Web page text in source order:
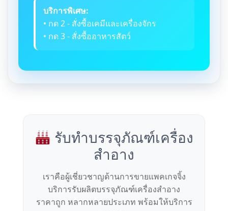
บริการพิเศษ:
• กด 2 - สั่งซื้อเคมีและเครื่องจักร
• กด 3 - สั่งซื้ออาหารสัตว์
รับทำบรรจุภัณฑ์เครื่อง
สำอาง
เราคือผู้เชี่ยวชาญด้านการขายแพคเกจจิ้ง
บริการรับผลิตบรรจุภัณฑ์เครื่องสำอาง
ราคาถูก หลากหลายประเภท พร้อมให้บริการ